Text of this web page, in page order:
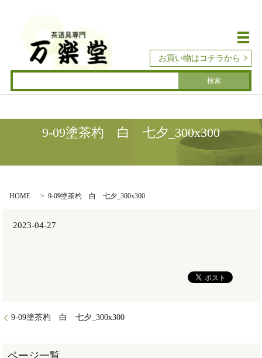
メ
お買い物はコチラから
9-09塗茶杓 白 七夕_300x300
HOME 9-09塗茶杓 白 七夕_300x300
2023-04-27
9-09塗茶杓 白 七夕_300x300